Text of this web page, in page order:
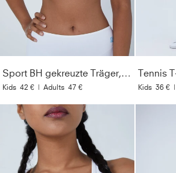
Sport BH gekreuzte Träger, weiß
Kids 42 € | Adults 47 € Kids 36 € |